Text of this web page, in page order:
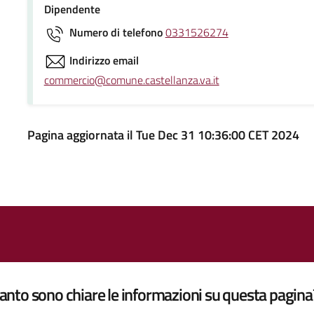
Dipendente
Numero di telefono0331526274
Indirizzo email
commercio@comune.castellanza.va.it
Pagina aggiornata il Tue Dec 31 10:36:00 CET 2024
sono chiare le informazioni su questa